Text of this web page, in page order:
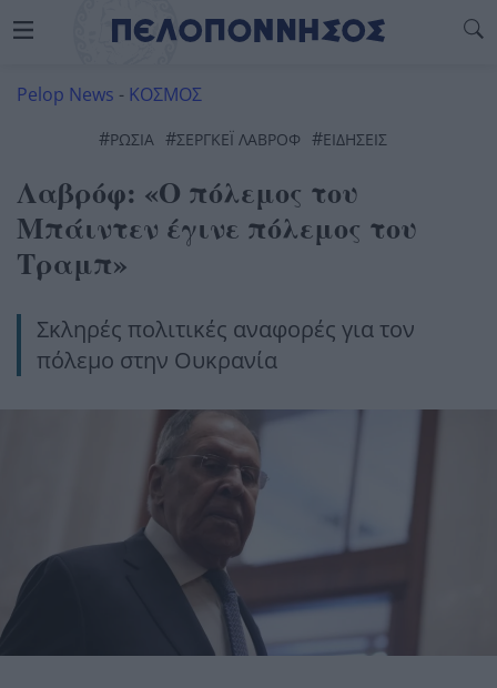
Pelop News - ΚΟΣΜΟΣ
#ΡΩΣΊΑ #ΣΕΡΓΚΕΪ ΛΑΒΡΟΦ #ΕΙΔΗΣΕΙΣ
Λαβρόφ: «Ο πόλεμος του
Μπάιντεν έγινε πόλεμος του
Τραμπ»
Σκληρές πολιτικές αναφορές για τον
πόλεμο στην Ουκρανία